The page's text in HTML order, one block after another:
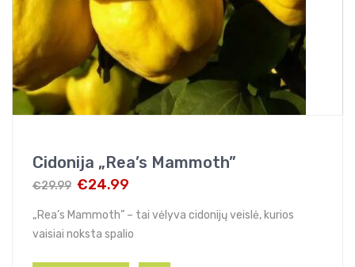
Cidonija „Rea’s Mammoth”
€29.99
price
was:
€24.99
price
is:
„Rea’s Mammoth” – tai vėlyva cidonijų veislė, kurios
vaisiai noksta spalio